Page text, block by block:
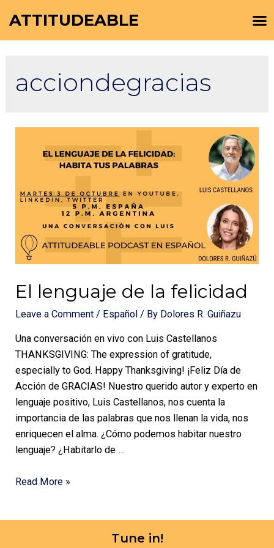
ATTITUDEABLE
acciondegracias
El lenguaje de la felicidad
Leave a Comment / Español / By Dolores R. Guiñazu
Una conversación en vivo con Luis Castellanos
THANKSGIVING: The expression of gratitude,
especially to God. Happy Thanksgiving! ¡Feliz Día de
Acción de GRACIAS! Nuestro querido autor y experto en
lenguaje positivo, Luis Castellanos, nos cuenta la
importancia de las palabras que nos llenan la vida, nos
enriquecen el alma. ¿Cómo podemos habitar nuestro
lenguaje? ¿Habitarlo de …
Read More »
Tune in!